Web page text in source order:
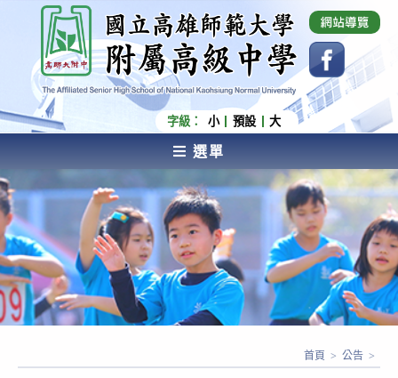
內
容
國立高雄師範大學附屬高級中學 Affiliated Senior
High School of National Kaohsiung Normal
University
字級： 小 預設 大
選單
AFFILIATED SENIOR HIGH SCHOOL OF NATIONAL
KAOHSIUNG NORMAL UNIVERSITY
首頁 > 公告 >